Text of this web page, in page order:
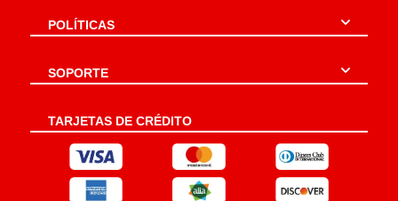
POLÍTICAS
SOPORTE
TARJETAS DE CRÉDITO